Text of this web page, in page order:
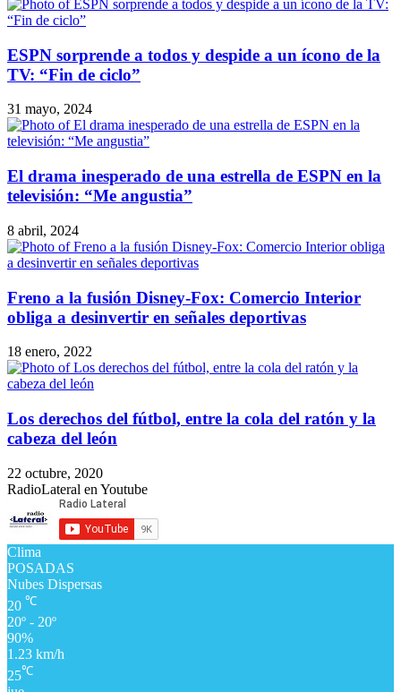
ESPN sorprende a todos y despide a un ícono de la
TV: “Fin de ciclo”
31 mayo, 2024
El drama inesperado de una estrella de ESPN en la
televisión: “Me angustia”
8 abril, 2024
Freno a la fusión Disney-Fox: Comercio Interior
obliga a desinvertir en señales deportivas
18 enero, 2022
Los derechos del fútbol, entre la cola del ratón y la
cabeza del león
22 octubre, 2020
RadioLateral en Youtube
Clima
POSADAS
Nubes Dispersas
20 ℃
20º - 20º
90%
1.23 km/h
25℃